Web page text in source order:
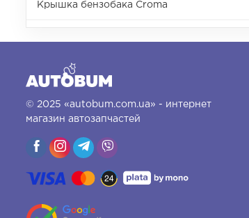
Крышка бензобака Croma
© 2025 «autobum.com.ua» - интернет
магазин автозапчастей